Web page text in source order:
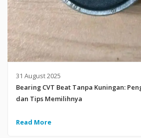
31 August 2025
Bearing CVT Beat Tanpa Kuningan:
dan Tips Memilihnya
Read More